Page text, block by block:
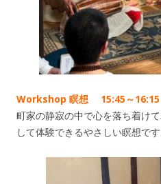
Workshop 瞑想 15:45～16:15
町家の静寂の中で心を落ち着け
して体験できるやさしい瞑想です